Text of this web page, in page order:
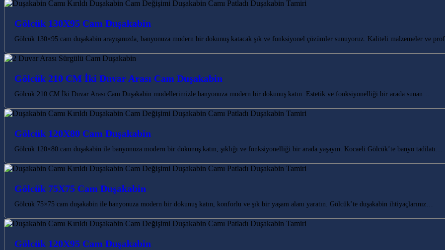
Gölcük 130X95 Cam Duşakabin
Gölcük 130×95 cam duşakabin arayışınızda, banyonuza modern bir dokunuş katacak şık ve fonksiyonel çözümler sunuyoruz. Kaliteli malzemeler ve
Gölcük 210 CM İki Duvar Arası Cam Duşakabin
Gölcük 210 CM İki Duvar Arası Cam Duşakabin modellerimizle banyonuza modern bir dokunuş katın. Estetik ve fonksiyonelliği bir arada sunan…
Gölcük 120X80 Cam Duşakabin
Gölcük 120×80 cam duşakabin ile banyonuza modern bir dokunuş katın, şıklığı ve fonksiyonelliği bir arada yaşayın. Kocaeli Gölcük’te banyo tadilatı…
Gölcük 75X75 Cam Duşakabin
Gölcük 75×75 cam duşakabin ile banyonuza modern bir dokunuş katın, konforlu ve şık bir yaşam alanı yaratın. Gölcük’te duşakabin ihtiyaçlarınız…
Gölcük 120X95 Cam Duşakabin